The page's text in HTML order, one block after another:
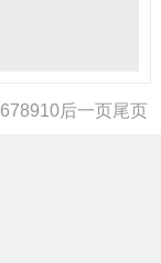
678910后一页尾页